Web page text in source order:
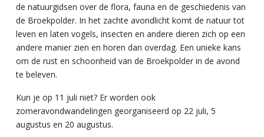
de natuurgidsen over de flora, fauna en de geschiedenis van
de Broekpolder. In het zachte avondlicht komt de natuur tot
leven en laten vogels, insecten en andere dieren zich op een
andere manier zien en horen dan overdag. Een unieke kans
om de rust en schoonheid van de Broekpolder in de avond
te beleven.
Kun je op 11 juli niet? Er worden ook
zomeravondwandelingen georganiseerd op 22 juli, 5
augustus en 20 augustus.